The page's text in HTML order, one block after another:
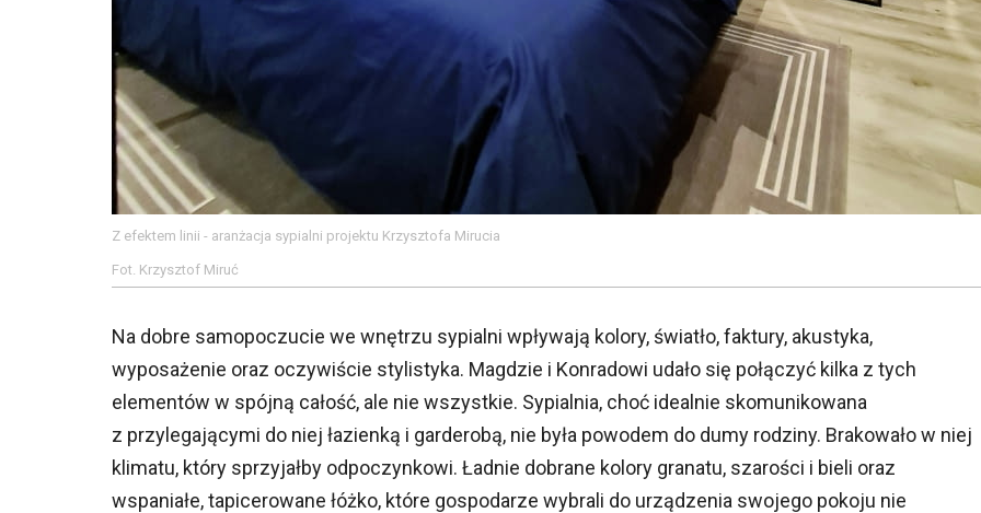
Z efektem linii - aranżacja sypialni projektu Krzysztofa Mirucia
Fot. Krzysztof Miruć
Na dobre samopoczucie we wnętrzu sypialni wpływają kolory, światło, faktury, akustyka,
wyposażenie oraz oczywiście stylistyka. Magdzie i Konradowi udało się połączyć kilka z tych
elementów w spójną całość, ale nie wszystkie. Sypialnia, choć idealnie skomunikowana
z przylegającymi do niej łazienką i garderobą, nie była powodem do dumy rodziny. Brakowało w niej
klimatu, który sprzyjałby odpoczynkowi. Ładnie dobrane kolory granatu, szarości i bieli oraz
wspaniałe, tapicerowane łóżko, które gospodarze wybrali do urządzenia swojego pokoju nie